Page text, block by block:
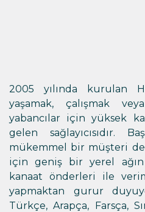
2005 yılında kurulan
yaşamak, çalışmak
yabancılar için yüksek
gelen sağlayıcısıdır.
mükemmel bir müşteri
için geniş bir yerel
kanaat önderleri ile
yapmaktan gurur
Türkçe, Arapça, Farsça,